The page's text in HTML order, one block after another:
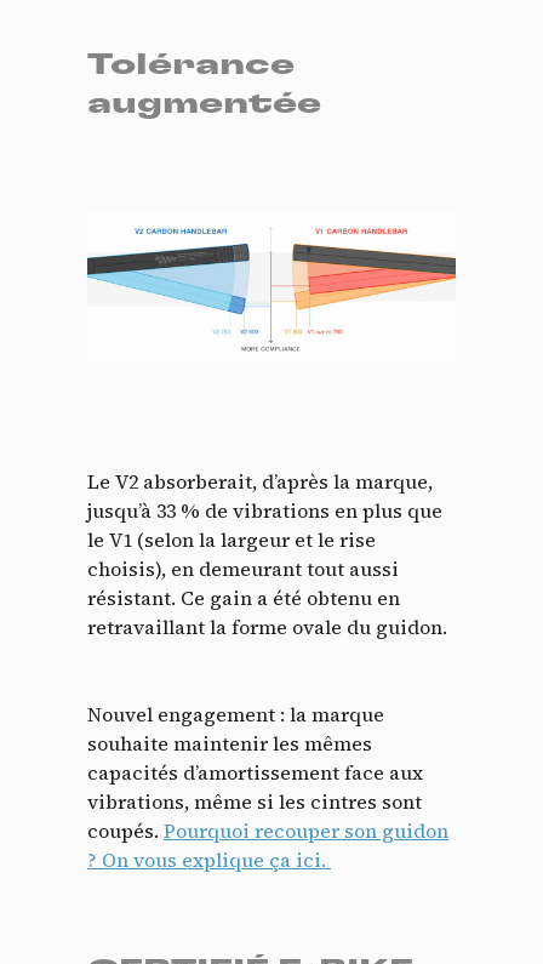
Tolérance
augmentée
Le V2 absorberait, d’après la marque,
jusqu’à 33 % de vibrations en plus que
le V1 (selon la largeur et le rise
choisis), en demeurant tout aussi
résistant. Ce gain a été obtenu en
retravaillant la forme ovale du guidon.
Nouvel engagement : la marque
souhaite maintenir les mêmes
capacités d’amortissement face aux
vibrations, même si les cintres sont
coupés. Pourquoi recouper son guidon
? On vous explique ça ici.